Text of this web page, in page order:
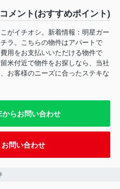
メント(おすすめポイント)
がイチオシ。新着情報：明星ガー
ラ。こちらの物件はアパートで
用をお支払いいただける物件で
米付近で物件をお探しなら、当社
お客様のニーズに合ったステキな
からお問い合わせ
お問い合わせ